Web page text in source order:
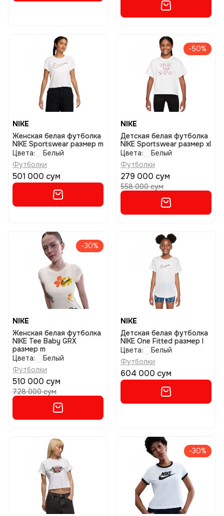
NIKE
Женская белая футболка
NIKE Sportswear размер m
Цвета:
Белый
Футболки
501 000 сум
-50%
NIKE
Детская белая футболка
NIKE Sportswear размер xl
Цвета:
Белый
Футболки
279 000 сум
558 000 сум
-30%
NIKE
Женская белая футболка
NIKE Tee Baby GRX
размер m
Цвета:
Белый
Футболки
510 000 сум
728 000 сум
NIKE
Детская белая футболка
NIKE One Fitted размер l
Цвета:
Белый
Футболки
604 000 сум
-30%